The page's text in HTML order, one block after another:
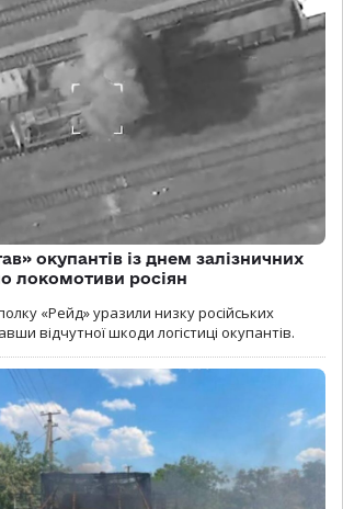
окупантів із днем залізничних
локомотиви росіян
«Рейд» уразили низку російських
відчутної шкоди логістиці окупантів.